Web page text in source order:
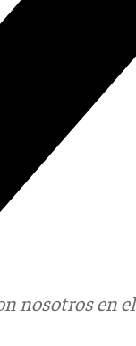
nosotros en el